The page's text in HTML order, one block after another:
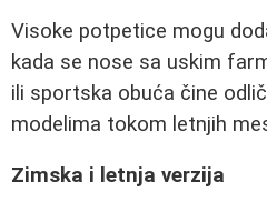
Visoke potpetice mogu
kada se nose sa uskim
ili sportska obuća čine
modelima tokom letnjih
Zimska i letnja verzija